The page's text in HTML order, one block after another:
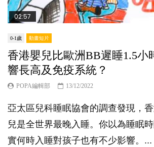
02:57
0-1歲 動畫短片
香港嬰兒比歐洲BB遲睡1.5小
響長高及免疫系統？
POPA編輯部 13/12/2022
亞太區兒科睡眠協會的調查發現，
兒是全世界最晚入睡。你以為睡眠
實何時入睡對孩子也有不少影響。...